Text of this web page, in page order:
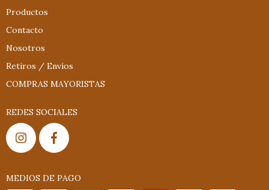
Productos
Contacto
Nosotros
Retiros / Envíos
COMPRAS MAYORISTAS
REDES SOCIALES
MEDIOS DE PAGO